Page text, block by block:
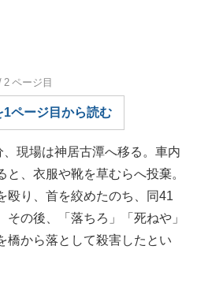
2 ページ目
1ページ目から読む
現場は神居古潭へ移る。車内
、衣服や靴を草むらへ投棄。
殴り、首を絞めたのち、同41
の後、「落ちろ」「死ねや」
橋から落として殺害したとい